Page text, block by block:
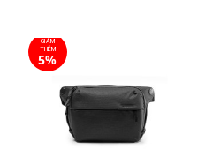
GIẢM
THÊM
5%